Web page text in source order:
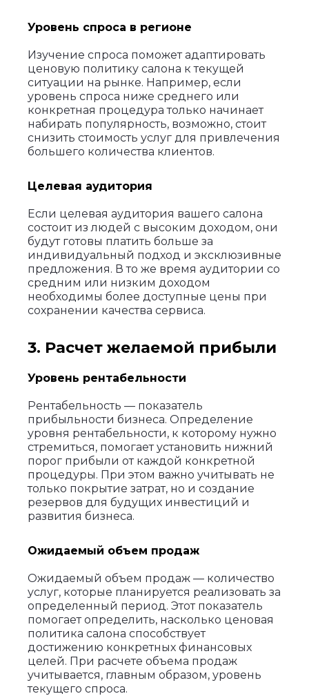
Уровень спроса в регионе
Изучение спроса поможет адаптировать
ценовую политику салона к текущей
ситуации на рынке. Например, если
уровень спроса ниже среднего или
конкретная процедура только начинает
набирать популярность, возможно, стоит
снизить стоимость услуг для привлечения
большего количества клиентов.
Целевая аудитория
Если целевая аудитория вашего салона
состоит из людей с высоким доходом, они
будут готовы платить больше за
индивидуальный подход и эксклюзивные
предложения. В то же время аудитории со
средним или низким доходом
необходимы более доступные цены при
сохранении качества сервиса.
3. Расчет желаемой прибыли
Уровень рентабельности
Рентабельность — показатель
прибыльности бизнеса. Определение
уровня рентабельности, к которому нужно
стремиться, помогает установить нижний
порог прибыли от каждой конкретной
процедуры. При этом важно учитывать не
только покрытие затрат, но и создание
резервов для будущих инвестиций и
развития бизнеса.
Ожидаемый объем продаж
Ожидаемый объем продаж — количество
услуг, которые планируется реализовать за
определенный период. Этот показатель
помогает определить, насколько ценовая
политика салона способствует
достижению конкретных финансовых
целей. При расчете объема продаж
учитывается, главным образом, уровень
текущего спроса.